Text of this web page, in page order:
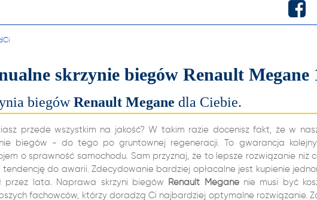
222
RYNKU W REGENERACJI
i automatycznych
biegów, reduktorów
RYNKU W REGENERACJI
skrzynie biegów Renault Megane
biegówRenault Megane dla Ciebie.
przede wszystkim na jakość? W takim razie docenisz fakt, że w
biegów - do tego po gruntownej regeneracji. To gwarancja
o sprawność samochodu. Sam przyznaj, że to lepsze rozwiązanie niż
tendencję do awarii. Zdecydowanie bardziej opłacalne jest kupienie
przez lata. Naprawa skrzyni biegów Renault Meganenie musi być
fachowców, którzy doradzą Ci najbardziej optymalne rozwiązanie.